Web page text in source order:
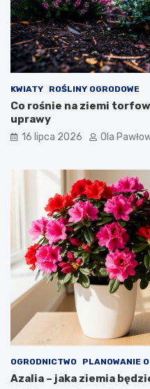
KWIATY ROŚLINY OGRODOWE
Co rośnie na ziemi
uprawy
16 lipca 2026 Ola
OGRODNICTWO PLANOWANIE
Azalia – jaka ziemia